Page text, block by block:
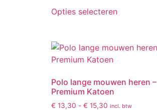
Opties selecteren
Polo lange mouwen heren –
Premium Katoen
€ 13,30 - € 15,30 incl. btw